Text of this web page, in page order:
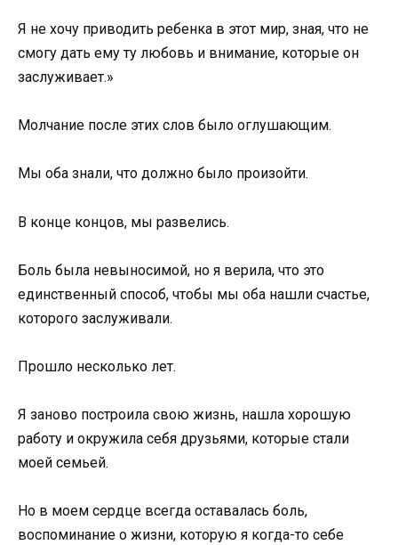
Я не хочу приводить ребенка в этот мир, зная, что не
смогу дать ему ту любовь и внимание, которые он
заслуживает.»
Молчание после этих слов было оглушающим.
Мы оба знали, что должно было произойти.
В конце концов, мы развелись.
Боль была невыносимой, но я верила, что это
единственный способ, чтобы мы оба нашли счастье,
которого заслуживали.
Прошло несколько лет.
Я заново построила свою жизнь, нашла хорошую
работу и окружила себя друзьями, которые стали
моей семьей.
Но в моем сердце всегда оставалась боль,
воспоминание о жизни, которую я когда-то себе